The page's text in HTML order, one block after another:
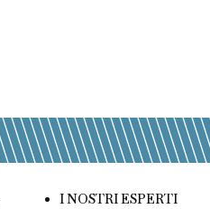
I NOSTRI ESPERTI